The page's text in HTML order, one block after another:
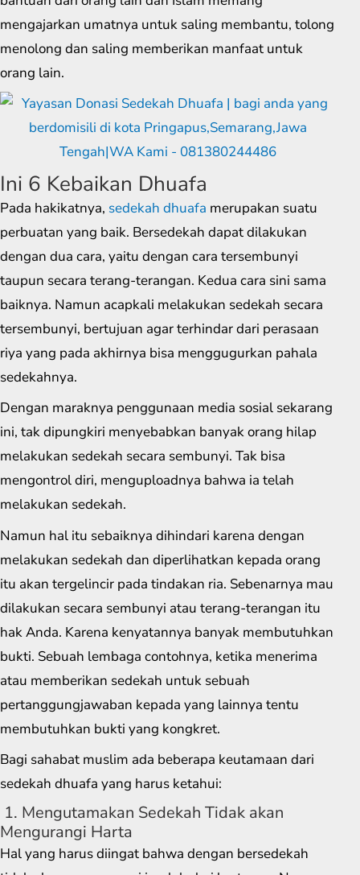
mengajarkan umatnya untuk saling membantu, tolong
menolong dan saling memberikan manfaat untuk
orang lain.
Ini 6 Kebaikan Dhuafa
Pada hakikatnya, sedekah dhuafa merupakan suatu
perbuatan yang baik. Bersedekah dapat dilakukan
dengan dua cara, yaitu dengan cara tersembunyi
taupun secara terang-terangan. Kedua cara sini sama
baiknya. Namun acapkali melakukan sedekah secara
tersembunyi, bertujuan agar terhindar dari perasaan
riya yang pada akhirnya bisa menggugurkan pahala
sedekahnya.
Dengan maraknya penggunaan media sosial sekarang
ini, tak dipungkiri menyebabkan banyak orang hilap
melakukan sedekah secara sembunyi. Tak bisa
mengontrol diri, menguploadnya bahwa ia telah
melakukan sedekah.
Namun hal itu sebaiknya dihindari karena dengan
melakukan sedekah dan diperlihatkan kepada orang
itu akan tergelincir pada tindakan ria. Sebenarnya mau
dilakukan secara sembunyi atau terang-terangan itu
hak Anda. Karena kenyatannya banyak membutuhkan
bukti. Sebuah lembaga contohnya, ketika menerima
atau memberikan sedekah untuk sebuah
pertanggungjawaban kepada yang lainnya tentu
membutuhkan bukti yang kongkret.
Bagi sahabat muslim ada beberapa keutamaan dari
sedekah dhuafa yang harus ketahui:
1. Mengutamakan Sedekah Tidak akan
Mengurangi Harta
Hal yang harus diingat bahwa dengan bersedekah